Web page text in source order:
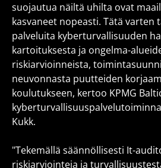
suojautua näiltä uhilta ovat
kasvaneet nopeasti. Tätä varten
palveluita kyberturvallisuuden
kartoituksesta ja ongelma-
riskiarvioinneista,
neuvonnasta puutteiden
koulutukseen, kertoo KPMG
Kukk.
"Tekemällä säännöllisesti It-
riskiarviointeja ja